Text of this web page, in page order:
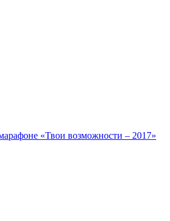
«Твои возможности – 2017»